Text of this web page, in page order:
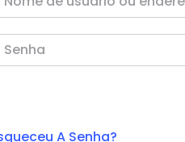
A Senha?